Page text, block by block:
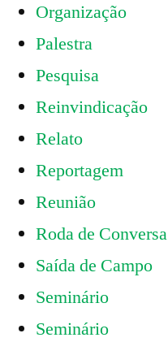
Organização
Palestra
Pesquisa
Reinvindicação
Relato
Reportagem
Reunião
Roda de Conversa
Saída de Campo
Seminário
Seminário